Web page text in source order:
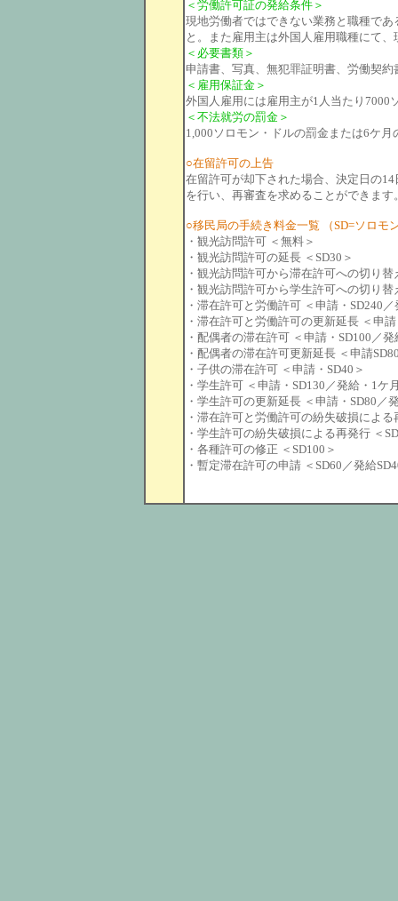
＜労働許可証の発給条件＞
現地労働者ではできない業務と職種で
と。また雇用主は外国人雇用職種にて
＜必要書類＞
申請書、写真、無犯罪証明書、労働契
＜雇用保証金＞
外国人雇用には雇用主が1人当たり7000
＜不法就労の罰金＞
1,000ソロモン・ドルの罰金または6ケ月
○在留許可の上告
在留許可が却下された場合、決定日の
を行い、再審査を求めることができま
○移民局の手続き料金一覧 （SD=ソロモ
・観光訪問許可 ＜無料＞
・観光訪問許可の延長 ＜SD30＞
・観光訪問許可から滞在許可への切り替
・観光訪問許可から学生許可への切り替
・滞在許可と労働許可 ＜申請・SD240
・滞在許可と労働許可の更新延長 ＜申
・配偶者の滞在許可 ＜申請・SD100／
・配偶者の滞在許可更新延長 ＜申請
・子供の滞在許可 ＜申請・SD40＞
・学生許可 ＜申請・SD130／発給・1ケ
・学生許可の更新延長 ＜申請・SD80／
・滞在許可と労働許可の紛失破損による
・学生許可の紛失破損による再発行 ＜
・各種許可の修正 ＜SD100＞
・暫定滞在許可の申請 ＜SD60／発給